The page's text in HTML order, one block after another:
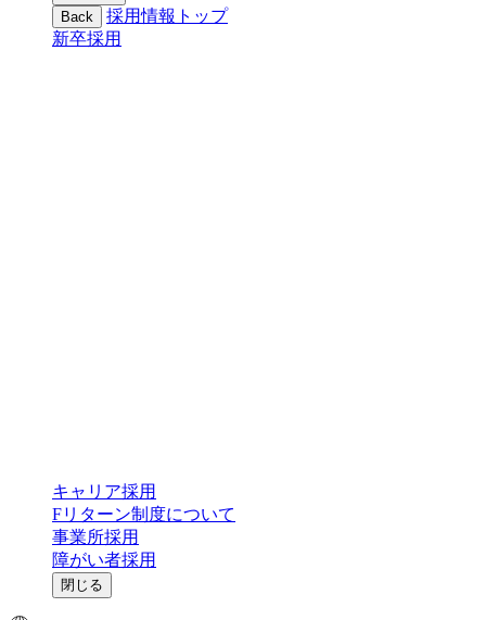
Back
採用情報トップ
新卒採用
キャリア採用
Fリターン制度について
事業所採用
障がい者採用
閉じる